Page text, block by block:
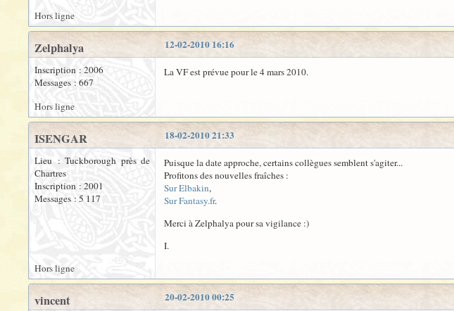
Hors ligne
12-02-2010 16:16
Zelphalya
Inscription : 2006
Messages : 667
La VF est prévue pour le 4 mars 2010.
Hors ligne
18-02-2010 21:33
ISENGAR
Lieu : Tuckborough près de
Chartres
Inscription : 2001
Messages : 5 117
Puisque la date approche, certains collègues semblent s'agiter...
Profitons des nouvelles fraîches :
Sur Elbakin,
Sur Fantasy.fr.
Merci à Zelphalya pour sa vigilance :)
I.
Hors ligne
20-02-2010 00:25
vincent